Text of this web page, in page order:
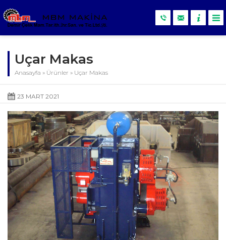
Uçar Makas
Anasayfa » Ürünler » Uçar Makas
23 MART 2021